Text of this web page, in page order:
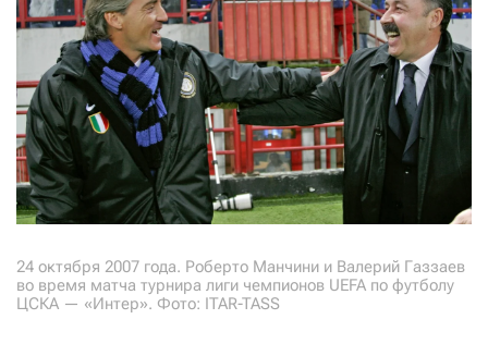
24 октября 2007 года. Роберто Манчини и Валерий Газзаев
во время матча турнира лиги чемпионов UEFA по футболу
ЦСКА — «Интер». Фото: ITAR-TASS